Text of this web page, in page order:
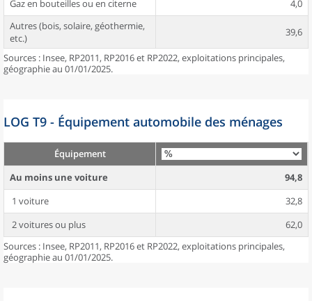
Gaz en bouteilles ou en citerne
4,0
Autres (bois, solaire, géothermie,
etc.)
39,6
Sources : Insee, RP2011, RP2016 et RP2022, exploitations principales,
géographie au 01/01/2025.
LOG T9 - Équipement automobile des ménages
Équipement
Au moins une voiture
94,8
1 voiture
32,8
2 voitures ou plus
62,0
Sources : Insee, RP2011, RP2016 et RP2022, exploitations principales,
géographie au 01/01/2025.